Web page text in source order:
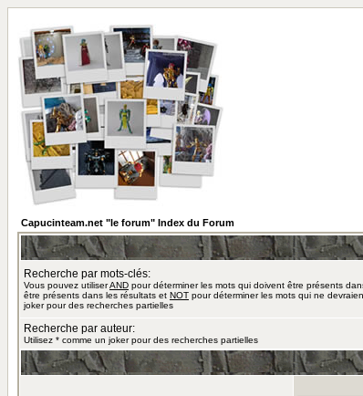
Capucinteam.net "le forum" Index du Forum
Recherche par mots-clés:
Vous pouvez utiliserAND pour déterminer les mots qui doivent être présents
être présents dans les résultats et NOT pour déterminer les mots qui ne
joker pour des recherches partielles
Recherche par auteur:
Utilisez * comme un joker pour des recherches partielles